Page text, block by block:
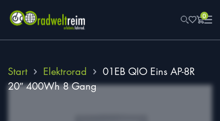
0
Start Elektrorad
01EB QIO Eins AP-8R
20″ 400Wh 8 Gang